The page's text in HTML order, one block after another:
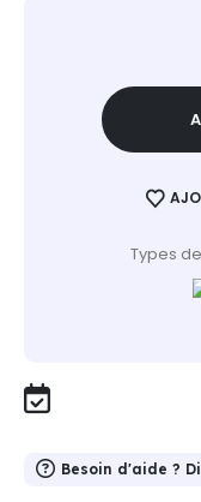
Types
Besoin d'aide ?